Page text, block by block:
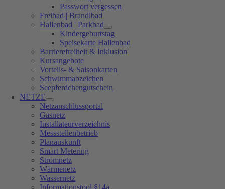
Passwort vergessen
Freibad | Brandlbad
Hallenbad | Parkbad
Kindergeburtstag
Speisekarte Hallenbad
Barrierefreiheit & Inklusion
Kursangebote
Vorteils- & Saisonkarten
Schwimmabzeichen
Seepferdchengutschein
NETZE
Netzanschlussportal
Gasnetz
Installateurverzeichnis
Messstellenbetrieb
Planauskunft
Smart Metering
Stromnetz
Wärmenetz
Wassernetz
Informationstool §14a